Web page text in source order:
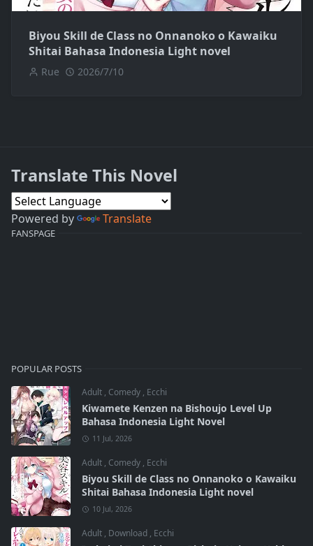
Biyou Skill de Class no Onnanoko o Kawaiku
Shitai Bahasa Indonesia Light novel
Rue 2026/7/10
Translate This Novel
Powered by Translate
FANSPAGE
POPULAR POSTS
Adult , Comedy , Ecchi
Kiwamete Kenzen na Bishoujo Level Up
Bahasa Indonesia Light Novel
11 Jul, 2026
Adult , Comedy , Ecchi
Biyou Skill de Class no Onnanoko o Kawaiku
Shitai Bahasa Indonesia Light novel
10 Jul, 2026
Adult , Download , Ecchi